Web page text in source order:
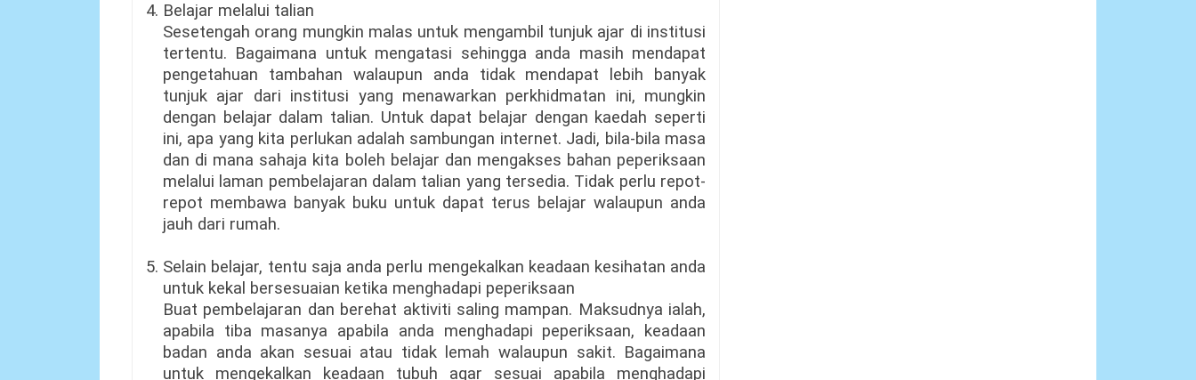
4. Belajar melalui talian
Sesetengah orang mungkin malas untuk mengambil tunjuk ajar di institusi
tertentu. Bagaimana untuk mengatasi sehingga anda masih mendapat
pengetahuan tambahan walaupun anda tidak mendapat lebih banyak
tunjuk ajar dari institusi yang menawarkan perkhidmatan ini, mungkin
dengan belajar dalam talian. Untuk dapat belajar dengan kaedah seperti
ini, apa yang kita perlukan adalah sambungan internet. Jadi, bila-bila masa
dan di mana sahaja kita boleh belajar dan mengakses bahan peperiksaan
melalui laman pembelajaran dalam talian yang tersedia. Tidak perlu repot-
repot membawa banyak buku untuk dapat terus belajar walaupun anda
jauh dari rumah.
5. Selain belajar, tentu saja anda perlu mengekalkan keadaan kesihatan anda
untuk kekal bersesuaian ketika menghadapi peperiksaan
Buat pembelajaran dan berehat aktiviti saling mampan. Maksudnya ialah,
apabila tiba masanya apabila anda menghadapi peperiksaan, keadaan
badan anda akan sesuai atau tidak lemah walaupun sakit. Bagaimana
untuk mengekalkan keadaan tubuh agar sesuai apabila menghadapi